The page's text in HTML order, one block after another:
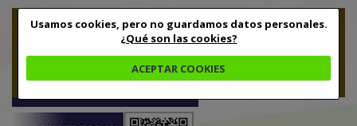
Usamos cookies, pero no guardamos datos personales.
¿Qué son las cookies?
ACEPTAR COOKIES